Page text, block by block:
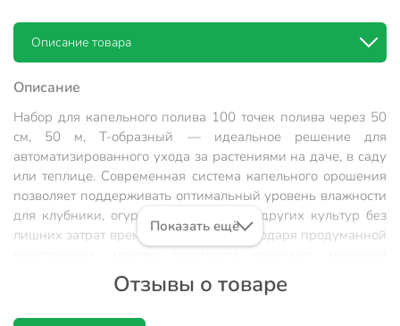
Описание товара
Описание
Набор для капельного полива 100 точек полива через 50
см, 50 м, Т-образный — идеальное решение для
автоматизированного ухода за растениями на даче, в саду
или теплице. Современная система капельного орошения
позволяет поддерживать оптимальный уровень влажности
для клубники, огурцов, помидоров и других культур без
лишних затрат времени и усилий. Благодаря продуманной
времени, а использование не требует специальных
навыков. Капельный полив обеспечивает равномерное
Показать ещё
Отзывы о товаре